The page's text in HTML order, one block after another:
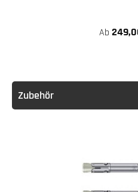
Ab
Zubehör